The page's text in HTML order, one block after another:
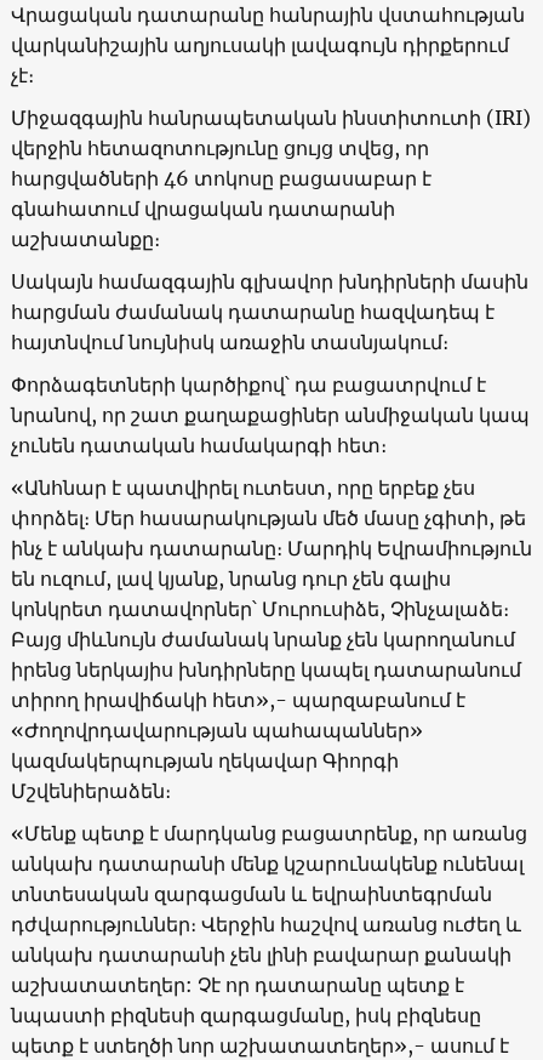
Վրացական դատարանը հանրային վստահության
վարկանիշային աղյուսակի լավագույն դիրքերում
չէ։
Միջազգային հանրապետական ​​ինստիտուտի (IRI)
վերջին հետազոտությունը ցույց տվեց, որ
հարցվածների 46 տոկոսը բացասաբար է
գնահատում վրացական դատարանի
աշխատանքը։
Սակայն համազգային գլխավոր խնդիրների մասին
հարցման ժամանակ դատարանը հազվադեպ է
հայտնվում նույնիսկ առաջին տասնյակում։
Փորձագետների կարծիքով՝ դա բացատրվում է
նրանով, որ շատ քաղաքացիներ անմիջական կապ
չունեն դատական ​​համակարգի հետ։
«Անհնար է պատվիրել ուտեստ, որը երբեք չես
փորձել։ Մեր հասարակության մեծ մասը չգիտի, թե
ինչ է անկախ դատարանը։ Մարդիկ Եվրամիություն
են ուզում, լավ կյանք, նրանց դուր չեն գալիս
կոնկրետ դատավորներ՝ Մուրուսիձե, Չինչալաձե։
Բայց միևնույն ժամանակ նրանք չեն կարողանում
իրենց ներկայիս խնդիրները կապել դատարանում
տիրող իրավիճակի հետ»,- պարզաբանում է
«Ժողովրդավարության պահապաններ»
կազմակերպության ղեկավար Գիորգի
Մշվենիերաձեն։
«Մենք պետք է մարդկանց բացատրենք, որ առանց
անկախ դատարանի մենք կշարունակենք ունենալ
տնտեսական զարգացման և եվրաինտեգրման
դժվարություններ։ Վերջին հաշվով առանց ուժեղ և
անկախ դատարանի չեն լինի բավարար քանակի
աշխատատեղեր: Չէ որ դատարանը պետք է
նպաստի բիզնեսի զարգացմանը, իսկ բիզնեսը
պետք է ստեղծի նոր աշխատատեղեր»,- ասում է